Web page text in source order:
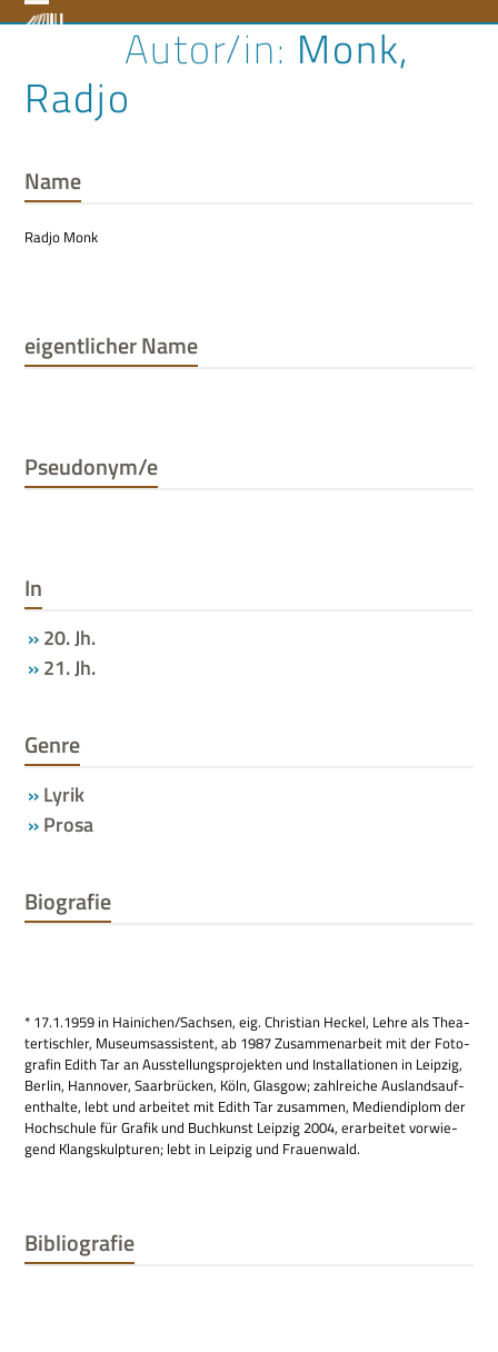
to Open
menu
Close
menu
Monk,
Radjo
Name
Radjo Monk
eigentlicher Name
Pseudonym/e
In
20. Jh.
21. Jh.
Genre
Lyrik
Prosa
Biografie
* 17.1.1959 in Hainichen/Sachsen, eig. Chri­stian Heckel, Lehre als Thea­
ter­tisch­ler, Muse­ums­as­si­stent, ab 1987 Zusam­men­ar­beit mit der Foto­
gra­fin Edith Tar an Aus­stel­lungs­pro­jek­ten und Instal­la­tio­nen in Leip­zig,
Ber­lin, Han­no­ver, Saar­brücken, Köln, Glas­gow; zahl­rei­che Aus­lands­auf­
ent­halte, lebt und arbei­tet mit Edith Tar zusam­men, Medi­en­di­plom der
Hoch­schule für Gra­fik und Buch­kunst Leip­zig 2004, erar­bei­tet vor­wie­
gend Klang­skulp­tu­ren; lebt in Leip­zig und Frauenwald.
Bibliografie